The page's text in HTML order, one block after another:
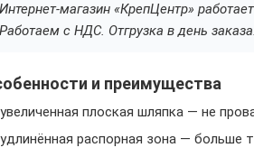
Интернет-магазин «КрепЦентр»
Работаем с НДС. Отгрузка в день
и преимущества
увеличенная плоская шляпка — не
удлинённая распорная зона — больше